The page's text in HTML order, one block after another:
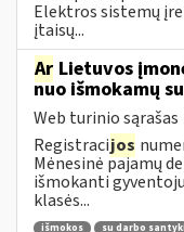
Elektros sistemų
įtaisų...
Ar Lietuvos
nuo išmokamų
Web turinio sąrašas
Registracijos
Mėnesinė pajamų
išmokanti
klasės...
išmokos su darbo